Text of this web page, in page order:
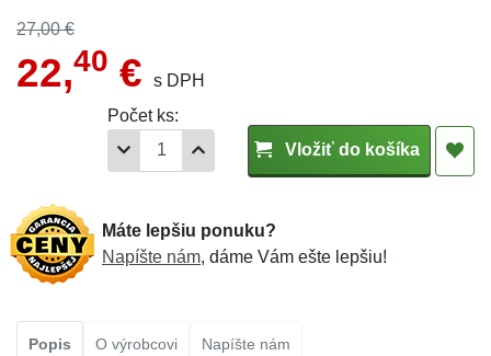
27,00 €
22,40 €
s DPH
Počet ks:
Vložiť do košíka
Máte lepšiu ponuku?
Napíšte nám, dáme Vám ešte lepšiu!
Popis O výrobcovi Napíšte nám